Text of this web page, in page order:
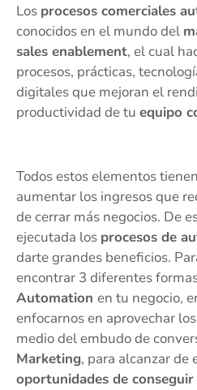
Los procesos comerciales
conocidos en el mundo del
sales enablement, el cual
procesos, prácticas,
digitales que mejoran el
productividad de tu equipo
Todos estos elementos
aumentar los ingresos que
de cerrar más negocios. De
ejecutada los procesos de
darte grandes beneficios.
encontrar 3 diferentes
Automation en tu negocio,
enfocarnos en aprovechar
medio del embudo de
Marketing, para alcanzar de
oportunidades de